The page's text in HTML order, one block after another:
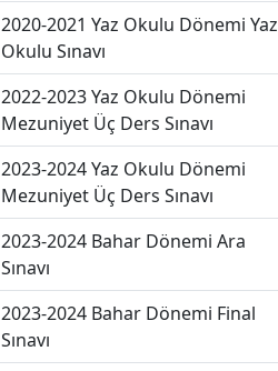
2020-2021 Yaz Okulu Dönemi Yaz
Okulu Sınavı
2022-2023 Yaz Okulu Dönemi
Mezuniyet Üç Ders Sınavı
2023-2024 Yaz Okulu Dönemi
Mezuniyet Üç Ders Sınavı
2023-2024 Bahar Dönemi Ara
Sınavı
2023-2024 Bahar Dönemi Final
Sınavı